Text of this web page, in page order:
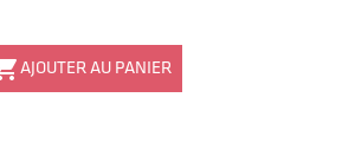
AJOUTER AU PANIER